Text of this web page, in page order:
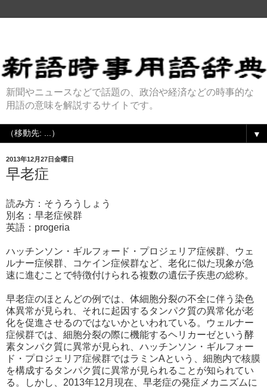
新聞やニュースなどで話題の、政治や経済などの時事的な
用語の意味を解説するサイトです。
▼
2013年12月27日金曜日
早老症
読み方：そうろうしょう
別名：早老症候群
英語：progeria
ハッチンソン・ギルフォード・プロジェリア症候群、ウェ
ルナー症候群、コケイン症候群など、老化に似た現象が急
速に進むことで特徴付けられる複数の遺伝子疾患の総称。
早老症のほとんどの例では、体細胞分裂の不全に伴う染色
体異常が見られ、それに起因するタンパク質の異常化が老
化を促進させるのではないかといわれている。ウェルナー
症候群では、細胞分裂の際に機能するヘリカーゼという酵
素タンパク質に異常が見られ、ハッチンソン・ギルフォー
ド・プロジェリア症候群ではラミンAという、細胞内で核膜
を構成するタンパク質に異常が見られることが知られてい
る。しかし、2013年12月現在、早老症の発症メカニズムに